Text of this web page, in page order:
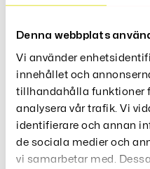
Denna webbplats
Vi använder
innehållet och
tillhandahålla funktioner
analysera vår trafik. Vi
identifierare och annan
de sociala medier och
vi samarbetar med.
Recensioner (0)
Relaterade